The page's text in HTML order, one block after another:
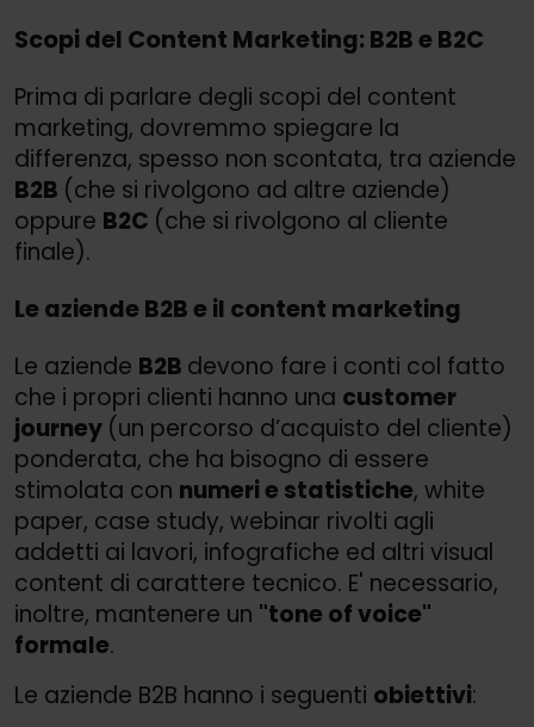
Scopi del Content Marketing: B2B e B2C
Prima di parlare degli scopi del content
marketing, dovremmo spiegare la
differenza, spesso non scontata, tra aziende
B2B (che si rivolgono ad altre aziende)
oppure B2C (che si rivolgono al cliente
finale).
Le aziende B2B e il content marketing
Le aziende B2B devono fare i conti col fatto
che i propri clienti hanno una customer
journey (un percorso d’acquisto del cliente)
ponderata, che ha bisogno di essere
stimolata con numeri e statistiche, white
paper, case study, webinar rivolti agli
addetti ai lavori, infografiche ed altri visual
content di carattere tecnico. E' necessario,
inoltre, mantenere un "tone of voice"
formale.
Le aziende B2B hanno i seguenti obiettivi: